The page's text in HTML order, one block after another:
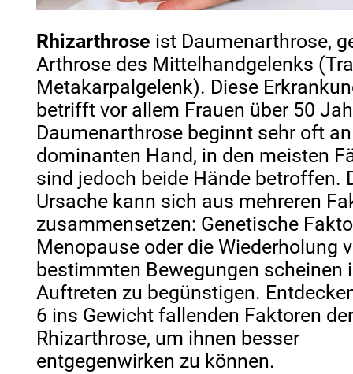
Rhizarthrose ist Daumenarthrose,
Arthrose des Mittelhandgelenks
Metakarpalgelenk). Diese
betrifft vor allem Frauen über 50
Daumenarthrose beginnt sehr oft
dominanten Hand, in den meisten
sind jedoch beide Hände betroffen.
Ursache kann sich aus mehreren
zusammensetzen: Genetische
Menopause oder die Wiederholung
bestimmten Bewegungen scheinen
Auftreten zu begünstigen.
6 ins Gewicht fallenden Faktoren
Rhizarthrose, um ihnen besser
entgegenwirken zu können.